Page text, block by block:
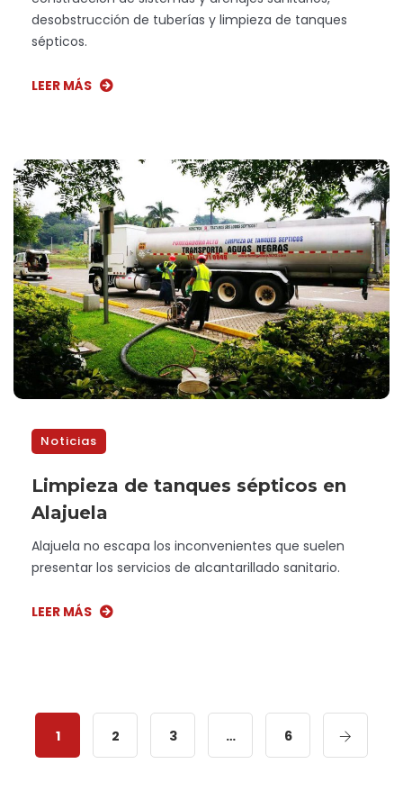
desobstrucción de tuberías y limpieza de tanques
sépticos.
LEER MÁS
Noticias
Limpieza de tanques sépticos en
Alajuela
Alajuela no escapa los inconvenientes que suelen
presentar los servicios de alcantarillado sanitario.
LEER MÁS
1 2 3 … 6